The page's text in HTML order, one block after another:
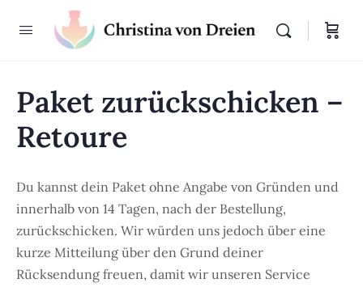
Paket zurückschicken –
Retoure
Du kannst dein Paket ohne Angabe von Gründen und
innerhalb von 14 Tagen, nach der Bestellung,
zurückschicken. Wir würden uns jedoch über eine
kurze Mitteilung über den Grund deiner
Rücksendung freuen, damit wir unseren Service